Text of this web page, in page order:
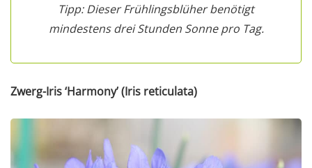
Tipp: Dieser Frühlingsblüher benötigt
mindestens drei Stunden Sonne pro Tag.
Zwerg-Iris ‘Harmony’ (Iris reticulata)